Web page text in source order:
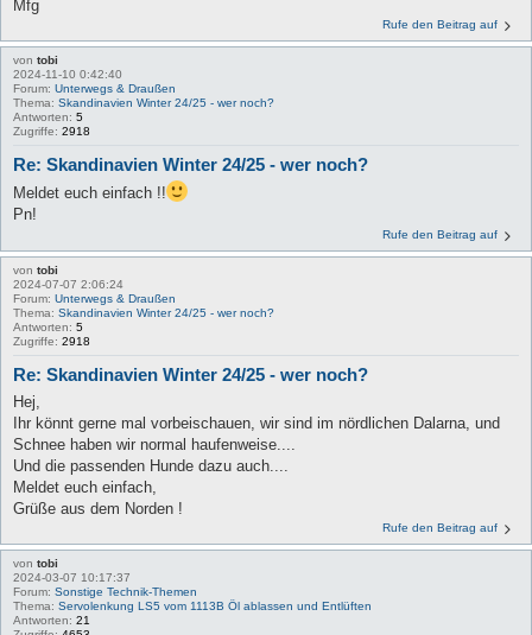
Mfg
Rufe den Beitrag auf
von tobi
2024-11-10 0:42:40
Forum: Unterwegs & Draußen
Thema: Skandinavien Winter 24/25 - wer noch?
Antworten: 5
Zugriffe: 2918
Re: Skandinavien Winter 24/25 - wer noch?
Meldet euch einfach !!
Pn!
Rufe den Beitrag auf
von tobi
2024-07-07 2:06:24
Forum: Unterwegs & Draußen
Thema: Skandinavien Winter 24/25 - wer noch?
Antworten: 5
Zugriffe: 2918
Re: Skandinavien Winter 24/25 - wer noch?
Hej,
Ihr könnt gerne mal vorbeischauen, wir sind im nördlichen Dalarna, und
Schnee haben wir normal haufenweise....
Und die passenden Hunde dazu auch....
Meldet euch einfach,
Grüße aus dem Norden !
Rufe den Beitrag auf
von tobi
2024-03-07 10:17:37
Forum: Sonstige Technik-Themen
Thema: Servolenkung LS5 vom 1113B Öl ablassen und Entlüften
Antworten: 21